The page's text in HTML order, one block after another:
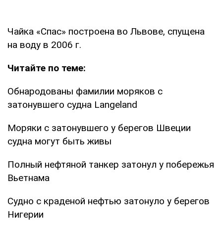
Чайка «Спас» построена во Львове, спущена
на воду в 2006 г.
Читайте по теме:
Обнародованы фамилии моряков с
затонувшего судна Langeland
Моряки с затонувшего у берегов Швеции
судна могут быть живы
Полный нефтяной танкер затонул у побережья
Вьетнама
Судно с краденой нефтью затонуло у берегов
Нигерии